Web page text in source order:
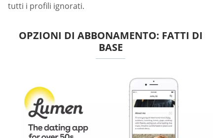
tutti i profili ignorati.
OPZIONI DI ABBONAMENTO: FATTI DI
BASE